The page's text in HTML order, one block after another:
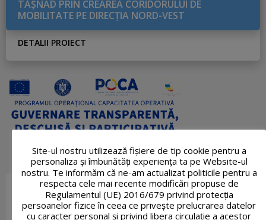
TĂŞNAD PRIN CREAREA CORIDORULUI DE
MOBILITATE PE DIRECŢIA NORD-VEST
DETALII PROIECT
Site-ul nostru utilizează fişiere de tip cookie pentru a
personaliza și îmbunătăți experiența ta pe Website-ul
nostru. Te informăm că ne-am actualizat politicile pentru a
respecta cele mai recente modificări propuse de
Regulamentul (UE) 2016/679 privind protecția
persoanelor fizice în ceea ce privește prelucrarea datelor
cu caracter personal și privind libera circulație a acestor